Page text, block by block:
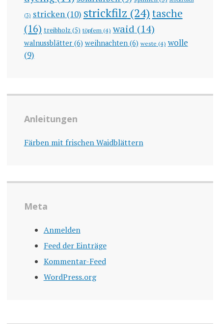
(3) stricken(10) strickfilz (24)tasche
(16) treibholz (5) töpfern (4) waid (14)
walnussblätter(6) weihnachten(6) weste (4) wolle
(9)
Anleitungen
Färben mit frischen Waidblättern
Meta
Anmelden
Feed der Einträge
Kommentar-Feed
WordPress.org